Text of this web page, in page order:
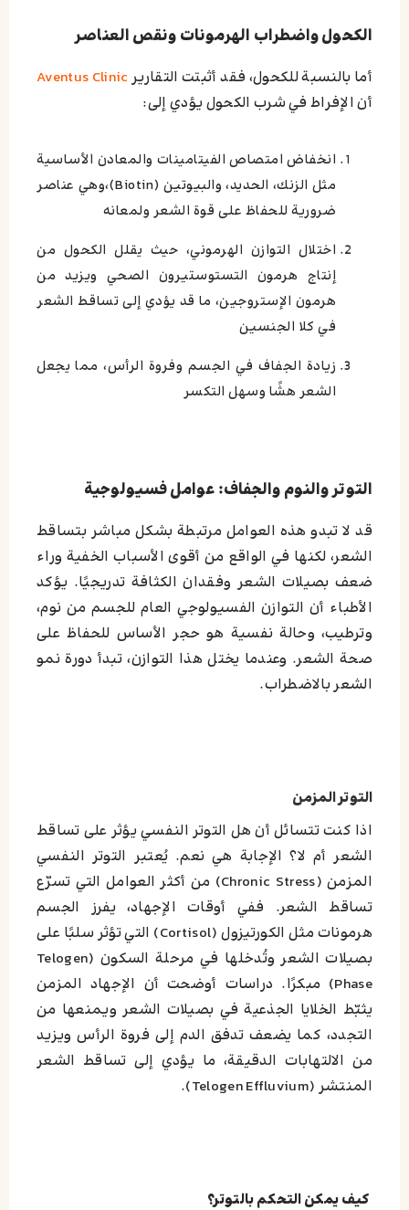
الكحول واضطراب الهرمونات ونقص العناصر
أما بالنسبة للكحول، فقد أثبتت التقارير Aventus Clinic
أن الإفراط في شرب الكحول يؤدي إلى:
انخفاض امتصاص الفيتامينات والمعادن الأساسية
مثل الزنك، الحديد، والبيوتين (Biotin)،
وهي عناصر
ضرورية للحفاظ على قوة الشعر ولمعانه
اختلال التوازن الهرموني، حيث يقلل الكحول من
إنتاج هرمون التستوستيرون الصحي ويزيد من
هرمون الإستروجين، ما قد يؤدي إلى تساقط الشعر
في كلا الجنسين
زيادة الجفاف في الجسم وفروة الرأس، مما يجعل
الشعر هشًا وسهل التكسر
التوتر والنوم والجفاف: عوامل فسيولوجية
قد لا تبدو هذه العوامل مرتبطة بشكل مباشر بتساقط
الشعر، لكنها في الواقع من أقوى الأسباب الخفية وراء
ضعف بصيلات الشعر وفقدان الكثافة تدريجيًا. يؤكد
الأطباء أن التوازن الفسيولوجي العام للجسم من نوم،
وترطيب، وحالة نفسية هو حجر الأساس للحفاظ على
صحة الشعر. وعندما يختل هذا التوازن، تبدأ دورة نمو
الشعر بالاضطراب.
التوتر المزمن
اذا كنت تتسائل أن هل التوتر النفسي يؤثر على تساقط
الشعر أم لا؟ الإجابة هي نعم. يُعتبر التوتر النفسي
المزمن (Chronic Stress) من أكثر العوامل التي تسرّع
تساقط الشعر. ففي أوقات الإجهاد، يفرز الجسم
هرمونات مثل الكورتيزول (Cortisol) التي تؤثر سلبًا على
بصيلات الشعر وتُدخلها في مرحلة السكون (Telogen
Phase) مبكرًا. دراسات أوضحت أن الإجهاد المزمن
يثبّط الخلايا الجذعية في بصيلات الشعر ويمنعها من
التجدد، كما يضعف تدفق الدم إلى فروة الرأس ويزيد
من الالتهابات الدقيقة، ما يؤدي إلى تساقط الشعر
المنتشر (Telogen Effluvium).
كيف يمكن التحكم بالتوتر؟